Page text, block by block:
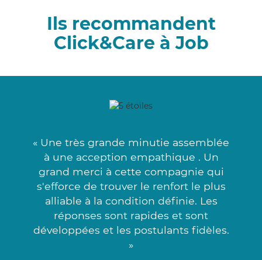
Ils recommandent
Click&Care à Job
« Une très grande minutie assemblée
à une acception empathique . Un
grand merci à cette compagnie qui
s'efforce de trouver le renfort le plus
alliable à la condition définie. Les
réponses sont rapides et sont
développées et les postulants fidèles.
»